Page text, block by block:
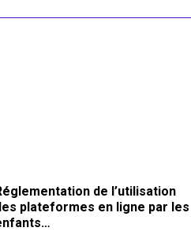
de l’utilisation
plateformes en ligne par les